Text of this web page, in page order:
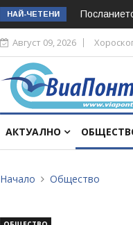
НАЙ-ЧЕТЕНИ
Август 09, 2026
АКТУАЛНО
Начало Общество